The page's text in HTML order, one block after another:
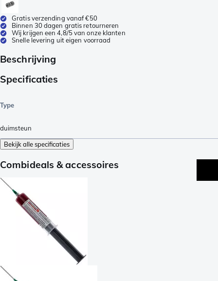
Gratis verzending vanaf €50
Binnen 30 dagen gratis retourneren
Wij krijgen een 4,8/5 van onze klanten
Snelle levering uit eigen voorraad
Beschrijving
Specificaties
Type
duimsteun
Bekijk alle specificaties
Combideals & accessoires